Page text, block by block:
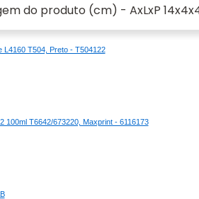
do produto (cm) - AxLxP
L4160 T504, Preto - T504122
100ml T6642/673220, Maxprint - 6116173